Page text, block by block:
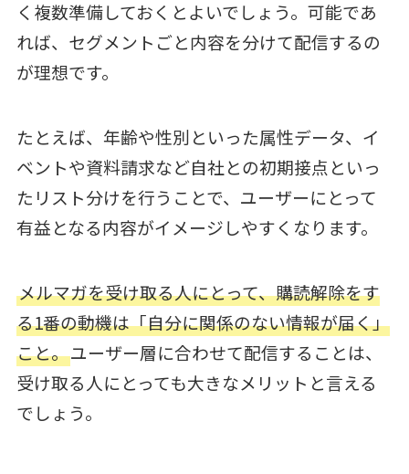
く複数準備しておくとよいでしょう。可能であ
れば、セグメントごと内容を分けて配信するの
が理想です。
たとえば、年齢や性別といった属性データ、イ
ベントや資料請求など自社との初期接点といっ
たリスト分けを行うことで、ユーザーにとって
有益となる内容がイメージしやすくなります。
メルマガを受け取る人にとって、購読解除をす
る1番の動機は「自分に関係のない情報が届く」
こと。ユーザー層に合わせて配信することは、
受け取る人にとっても大きなメリットと言える
でしょう。